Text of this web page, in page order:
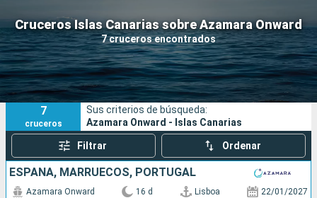
Cruceros Islas Canarias sobre Azamara Onward
7 cruceros encontrados
Nuestros destinos
Fecha de salida
Puertos Compañías
Buscar
7
cruceros
Sus criterios de búsqueda:
Azamara Onward - Islas Canarias
Filtrar Ordenar
ESPAÑA, MARRUECOS, PORTUGAL
Azamara Onward 16 d Lisboa 22/01/2027